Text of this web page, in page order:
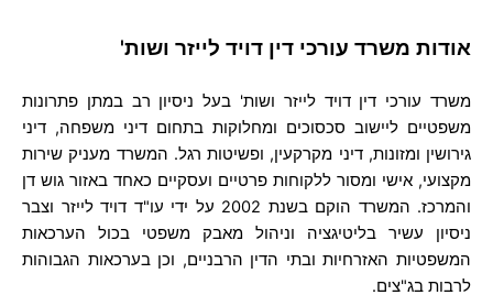
אודות משרד עורכי דין דויד לייזר ושות'
משרד עורכי דין דויד לייזר ושות' בעל ניסיון רב במתן פתרונות
משפטיים ליישוב סכסוכים ומחלוקות בתחום דיני משפחה, דיני
גירושין ומזונות, דיני מקרקעין, ופשיטות רגל. המשרד מעניק שירות
מקצועי, אישי ומסור ללקוחות פרטיים ועסקיים כאחד באזור גוש דן
והמרכז. המשרד הוקם בשנת 2002 על ידי עו"ד דויד לייזר וצבר
ניסיון עשיר בליטיגציה וניהול מאבק משפטי בכול הערכאות
המשפטיות האזרחיות ובתי הדין הרבניים, וכן בערכאות הגבוהות
לרבות בג"צים.